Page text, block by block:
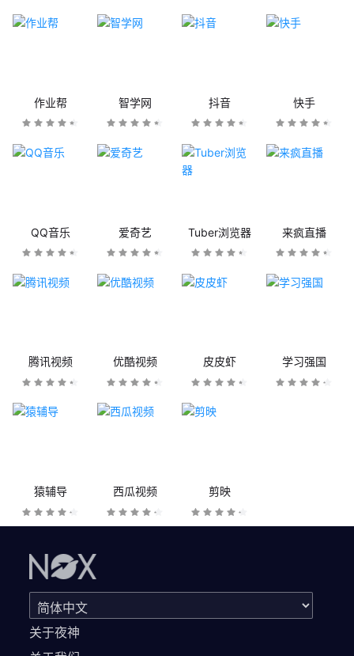
作业帮 智学网 抖音 快手
QQ音乐 爱奇艺 Tuber浏览器 来疯直播
腾讯视频 优酷视频 皮皮虾 学习强国
猿辅导 西瓜视频 剪映
关于夜神